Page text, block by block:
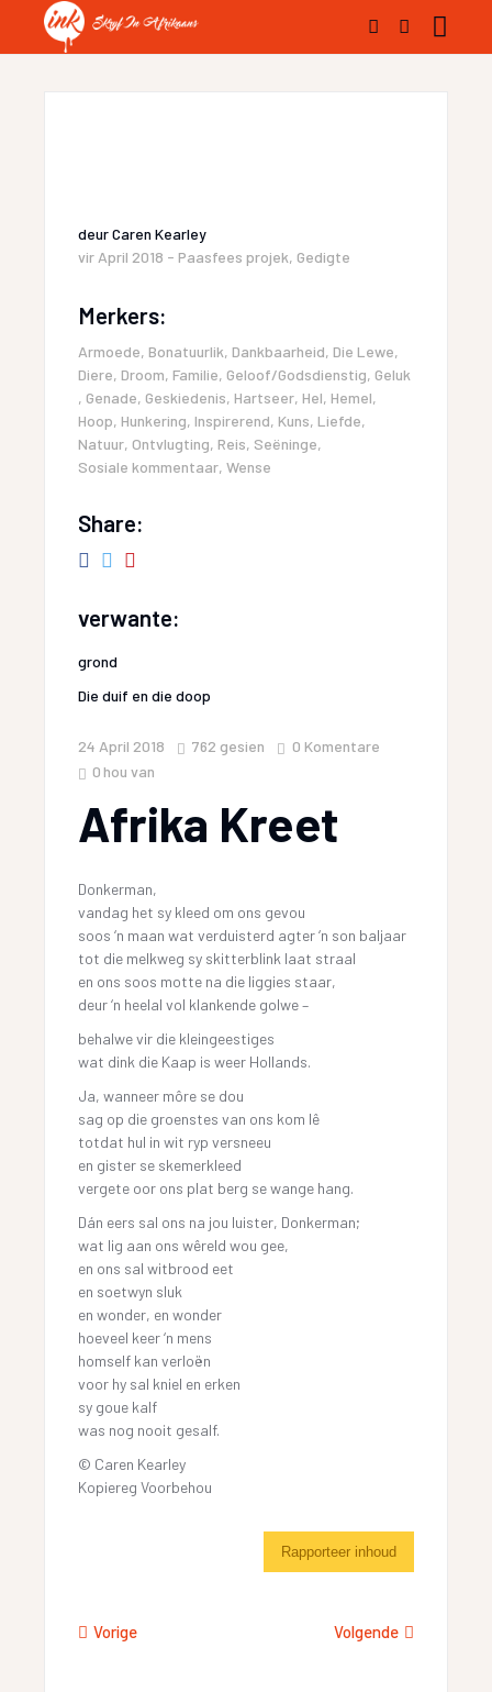
deurCaren Kearley
vir April 2018 - Paasfees projek, Gedigte
Merkers:
Armoede, Bonatuurlik, Dankbaarheid, Die Lewe,
Diere, Droom, Familie, Geloof/Godsdienstig, Geluk
, Genade, Geskiedenis, Hartseer, Hel, Hemel,
Hoop, Hunkering, Inspirerend, Kuns, Liefde,
Natuur, Ontvlugting, Reis, Seëninge,
Sosiale kommentaar,Wense
Share:
verwante:
grond
Die duif en die doop
24 April 2018 762 gesien
0 Komentare
0 hou van
Afrika Kreet
Donkerman,
vandag het sy kleed om ons gevou
soos ‘n maan wat verduisterd agter ‘n son baljaar
tot die melkweg sy skitterblink laat straal
en ons soos motte na die liggies staar,
deur ‘n heelal vol klankende golwe –
behalwe vir die kleingeestiges
wat dink die Kaap is weer Hollands.
Ja, wanneer môre se dou
sag op die groenstes van ons kom lê
totdat hul in wit ryp versneeu
en gister se skemerkleed
vergete oor ons plat berg se wange hang.
Dán eers sal ons na jou luister, Donkerman;
wat lig aan ons wêreld wou gee,
en ons sal witbrood eet
en soetwyn sluk
en wonder, en wonder
hoeveel keer ‘n mens
homself kan verloën
voor hy sal kniel en erken
sy goue kalf
was nog nooit gesalf.
© Caren Kearley
Kopiereg Voorbehou
Rapporteer inhoud
Vorige Volgende